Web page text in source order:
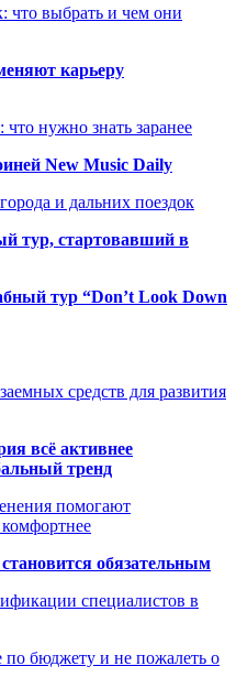
выбрать и чем они
карьеру
нужно знать заранее
New Music Daily
и дальних поездок
тур, стартовавший в
тур “Don’t Look Down
средств для развития
всё активнее
тренд
помогают
обязательным
специалистов в
по бюджету и не пожалеть о